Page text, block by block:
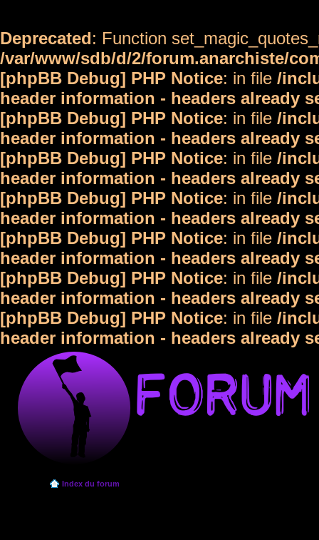
Deprecated: Function
/var/www/sdb/d/2/forum.anarchiste/
[phpBB Debug] PHP Notice: in file /
header information - headers already
[phpBB Debug] PHP Notice: in file /
header information - headers already
[phpBB Debug] PHP Notice: in file /
header information - headers already
[phpBB Debug] PHP Notice: in file /
header information - headers already
[phpBB Debug] PHP Notice: in file /
header information - headers already
[phpBB Debug] PHP Notice: in file /
header information - headers already
[phpBB Debug] PHP Notice: in file /
header information - headers already
Index du forum